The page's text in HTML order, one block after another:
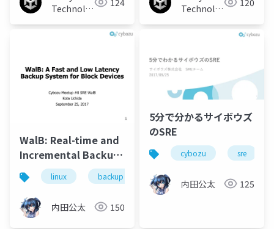
Technologies
Technologies
WalB: Real-time and
Incremental Backup
System for Block
Devices
linux backup driver cybozu
内田公太 150
5分で分かるサイボウズ
のSRE
cybozu sre
内田公太 125